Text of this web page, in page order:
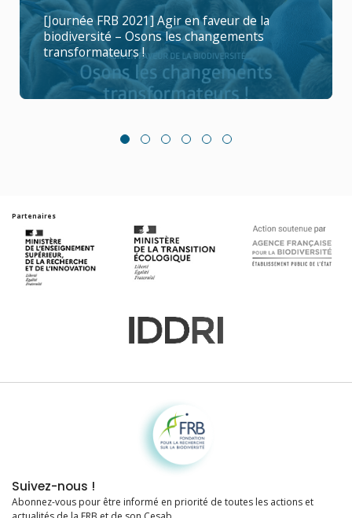
[Journée FRB 2021] Agir en faveur de la
biodiversité – Osons les changements
transformateurs !
Partenaires
Fondation pour la recherche sur la biodiversité
Suivez-nous !
Abonnez-vous pour être informé en priorité de toutes les actions et